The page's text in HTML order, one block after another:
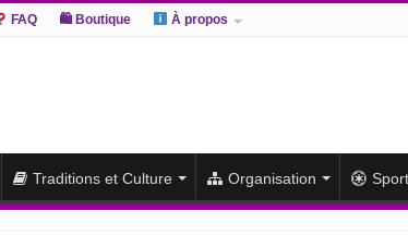
FAQ 🛍 Boutique À propos
Traditions et Culture Organisation